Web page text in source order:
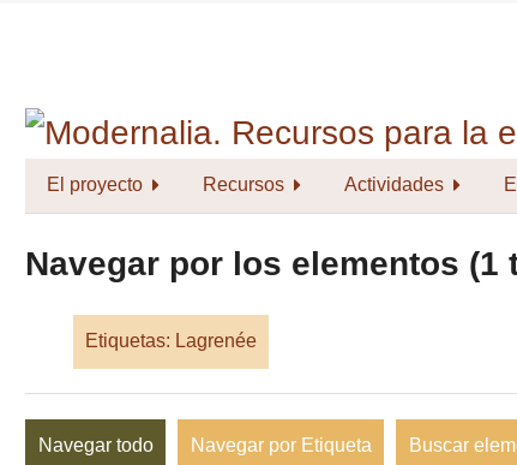
El proyecto Recursos Actividades
Navegar por los elementos (1
Etiquetas: Lagrenée
Navegar todo Navegar por Etiqueta Buscar